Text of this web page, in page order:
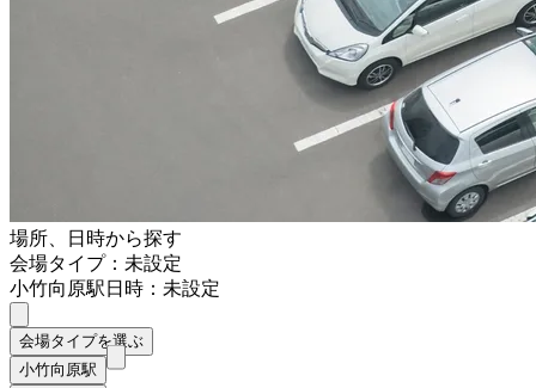
場所、日時から探す
会場タイプ：未設定
小竹向原駅日時：未設定
会場タイプを選ぶ
小竹向原駅